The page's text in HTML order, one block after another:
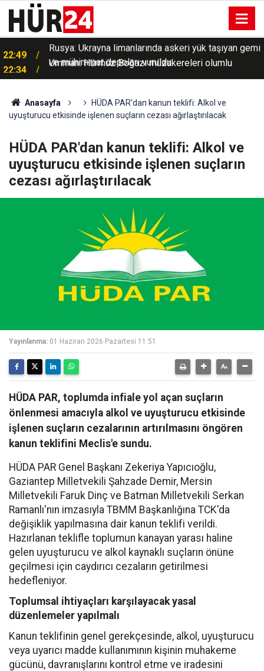
22:34
Umman: Hürmüz Boğazı müzakereleri olumlu
ilerliyor
Anasayfa
HÜDA PAR'dan kanun teklifi: Alkol ve
uyuşturucu etkisinde işlenen suçların cezası ağırlaştırılacak
HÜDA PAR'dan kanun teklifi: Alkol ve
uyuşturucu etkisinde işlenen suçların
cezası ağırlaştırılacak
Yayınlanma: 01 Haziran 2026 Pazartesi 11:51
HÜDA PAR, toplumda infiale yol açan suçların
önlenmesi amacıyla alkol ve uyuşturucu etkisinde
işlenen suçların cezalarının artırılmasını öngören
kanun teklifini Meclis'e sundu.
HÜDA PAR Genel Başkanı Zekeriya Yapıcıoğlu,
Gaziantep Milletvekili Şahzade Demir, Mersin
Milletvekili Faruk Dinç ve Batman Milletvekili Serkan
Ramanlı'nın imzasıyla TBMM Başkanlığına TCK'da
değişiklik yapılmasına dair kanun teklifi verildi.
Hazırlanan teklifle toplumun kanayan yarası haline
gelen uyuşturucu ve alkol kaynaklı suçların önüne
geçilmesi için caydırıcı cezaların getirilmesi
hedefleniyor.
Toplumsal ihtiyaçları karşılayacak yasal
düzenlemeler yapılmalı
Kanun teklifinin genel gerekçesinde, alkol, uyuşturucu
veya uyarıcı madde kullanımının kişinin muhakeme
gücünü, davranışlarını kontrol etme ve iradesini